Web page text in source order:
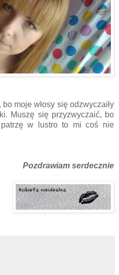
moje włosy się odzwyczaiły
Muszę się przyzwyczaić, bo
w lustro to mi coś nie
Pozdrawiam serdecznie